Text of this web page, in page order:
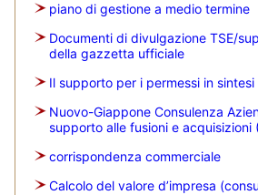
piano di gestione a medio termine
Documenti di divulgazione TSE/
della gazzetta ufficiale
Il supporto per i permessi in sintesi
Nuovo-Giappone Consulenza
supporto alle fusioni e acquisizioni
corrispondenza commerciale
Calcolo del valore d’impresa